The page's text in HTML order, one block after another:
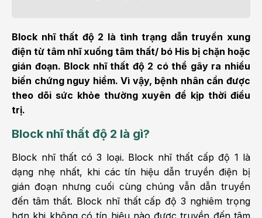
Block nhĩ thất độ 2 là tình trạng dẫn truyền xung
điện từ tâm nhĩ xuống tâm thất/ bó His bị chặn hoặc
gián đoạn. Block nhĩ thất độ 2 có thể gây ra nhiều
biến chứng nguy hiểm. Vì vậy, bệnh nhân cần được
theo dõi sức khỏe thường xuyên để kịp thời điều
trị.
Block nhĩ thất độ 2 là gì?
Block nhĩ thất có 3 loại. Block nhĩ thất cấp độ 1 là
dạng nhẹ nhất, khi các tín hiệu dẫn truyền điện bị
gián đoạn nhưng cuối cùng chúng vẫn dẫn truyền
đến tâm thất. Block nhĩ thất cấp độ 3 nghiêm trọng
hơn khi không có tín hiệu nào được truyền đến tâm